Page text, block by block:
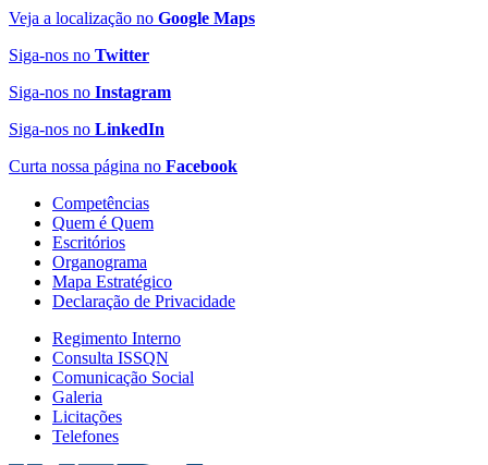
Veja a localização no Google Maps
Siga-nos no Twitter
Siga-nos no Instagram
Siga-nos no LinkedIn
Curta nossa página no Facebook
Competências
Quem é Quem
Escritórios
Organograma
Mapa Estratégico
Declaração de Privacidade
Regimento Interno
Consulta ISSQN
Comunicação Social
Galeria
Licitações
Telefones